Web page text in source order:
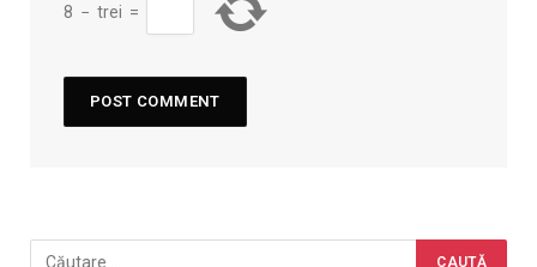
8 − trei =